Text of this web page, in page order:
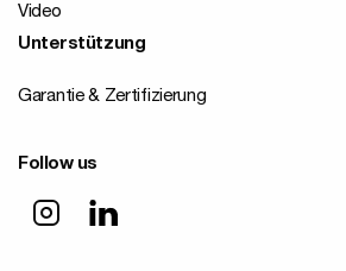
Video
Unterstützung
Garantie & Zertifizierung
Follow us